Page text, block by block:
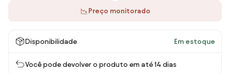
Preço monitorado
Disponibilidade Em estoque
Você pode devolver o produto em até 14 dias